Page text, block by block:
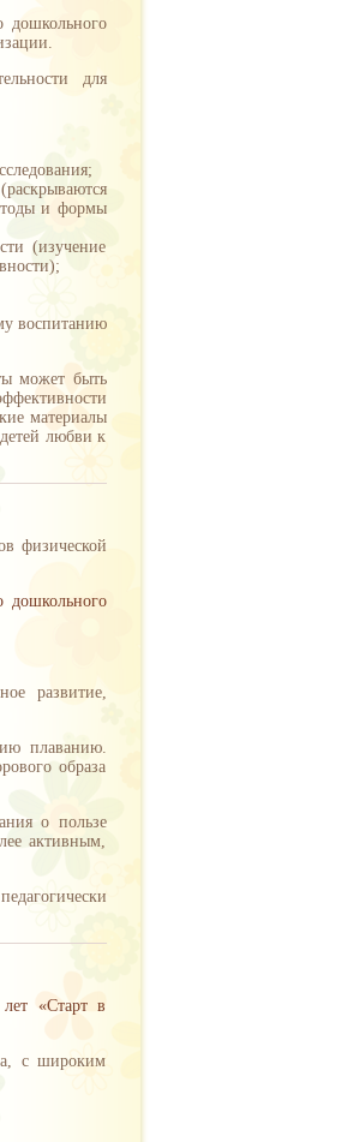
дошкольного
для
и формы
(изучение
воспитанию
может быть
материалы
любви к
физической
дошкольного
развитие,
плаванию.
образа
о пользе
активным,
«Старт в
с широким